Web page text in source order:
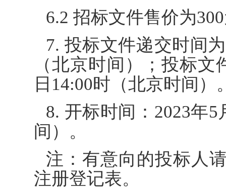
6.2 招标文件售价为
7. 投标文件递交时间
（北京时间）；投标
日14:00时（北京时间）
8. 开标时间：2023年
间）。
注：有意向的投标人
注册登记表。